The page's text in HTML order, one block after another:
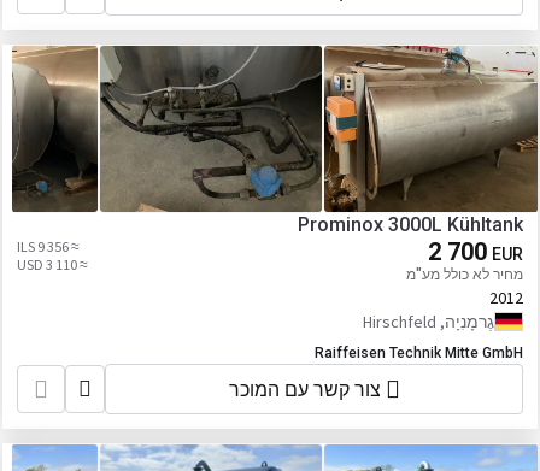
Prominox 3000L Kühltank
2 700 EUR
מחיר לא כולל מע"מ
≈ 9 356 ILS
≈ 3 110 USD
2012
גֶרמָנִיָה, Hirschfeld
Raiffeisen Technik Mitte GmbH
צור קשר עם המוכר